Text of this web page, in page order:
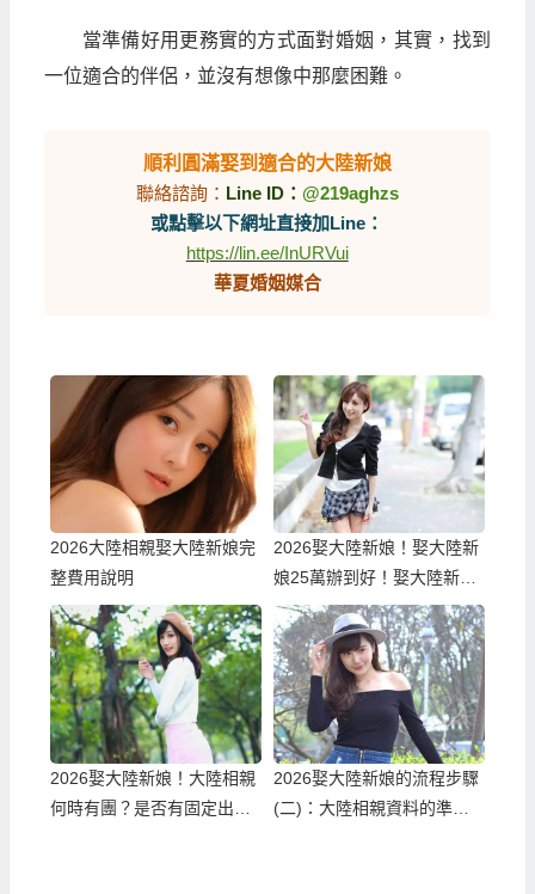
當準備好用更務實的方式面對婚姻，其實，找到
一位適合的伴侶，並沒有想像中那麼困難。
順利圓滿娶到適合的大陸新娘
聯絡諮詢： Line ID： @219aghzs
或點擊以下網址直接加Line：
https://lin.ee/InURVui
華夏婚姻媒合
2026大陸相親娶大陸新娘完
整費用說明
2026娶大陸新娘！娶大陸新
娘25萬辦到好！娶大陸新娘
隨便也要60萬！到底差在哪
邊？
2026娶大陸新娘！大陸相親
何時有團？是否有固定出團
2026娶大陸新娘的流程步驟
(二)：大陸相親資料的準備